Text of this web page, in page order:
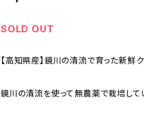
SOLD OUT
【高知県産】鏡川の清流で育った新鮮
鏡川の清流を使って無農薬で栽培して